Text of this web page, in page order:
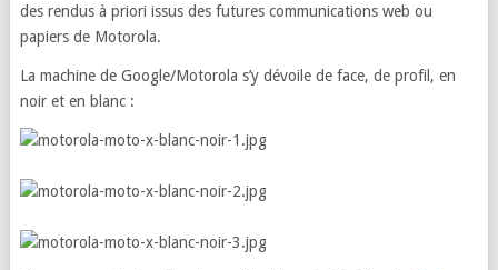
des rendus à priori issus des futures communications web ou
papiers de Motorola.
La machine de Google/Motorola s’y dévoile de face, de profil, en
noir et en blanc :